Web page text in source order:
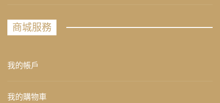
商城服務
我的帳戶
我的購物車